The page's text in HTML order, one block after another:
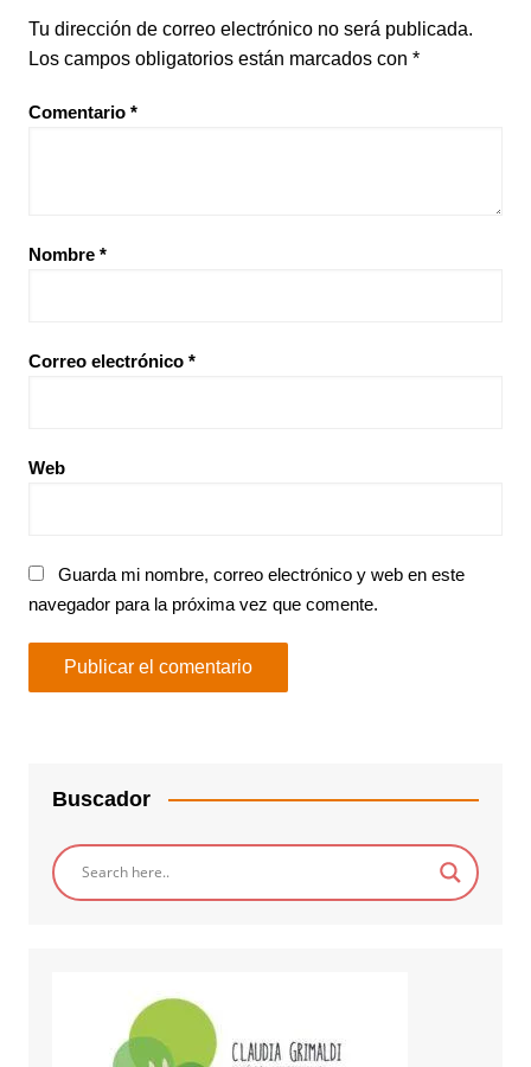
Tu dirección de correo electrónico no será publicada.
Los campos obligatorios están marcados con *
Comentario *
Nombre *
Correo electrónico *
Web
Guarda mi nombre, correo electrónico y web en este
navegador para la próxima vez que comente.
Buscador